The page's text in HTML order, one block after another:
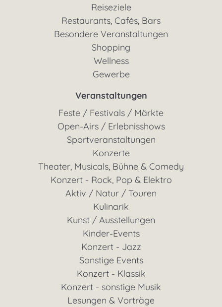
Reiseziele
Restaurants, Cafés, Bars
Besondere Veranstaltungen
Shopping
Wellness
Gewerbe
Veranstaltungen
Feste / Festivals / Märkte
Open-Airs / Erlebnisshows
Sportveranstaltungen
Konzerte
Theater, Musicals, Bühne & Comedy
Konzert - Rock, Pop & Elektro
Aktiv / Natur / Touren
Kulinarik
Kunst / Ausstellungen
Kinder-Events
Konzert - Jazz
Sonstige Events
Konzert - Klassik
Konzert - sonstige Musik
Lesungen & Vorträge